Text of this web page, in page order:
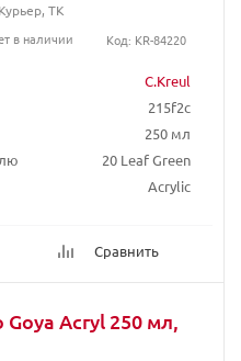
C.Kreul
215f2c
250 мл
20 Leaf Green
Acrylic
Сравнить
Курьер, ТК
в наличии
Код: KR-84220
Acryl 250 мл,